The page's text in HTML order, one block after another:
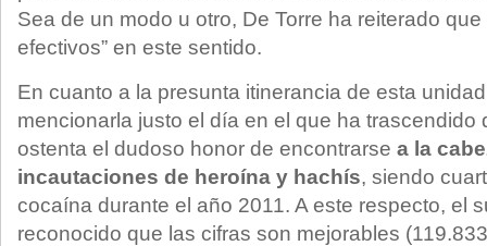
Sea de un modo u otro, De Torre ha reiterado
efectivos” en este sentido.
En cuanto a la presunta itinerancia de esta
mencionarla justo el día en el que ha trascendido
ostenta el dudoso honor de encontrarse a la
incautaciones de heroína y hachís, siendo
cocaína durante el año 2011. A este respecto, el
reconocido que las cifras son mejorables